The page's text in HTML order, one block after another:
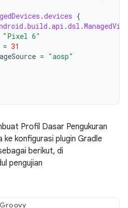
.devices {
.build .api .dsl .
"Pixel 6"
= 31
= "aosp"
Profil Dasar Pengukuran
ke konfigurasi plugin Gradle
berikut, di
pengujian
Groovy